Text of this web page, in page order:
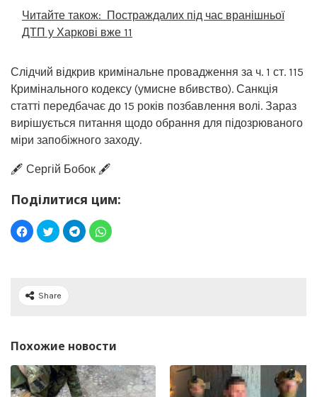
Читайте також: Постраждалих під час вранішньої
ДТП у Харкові вже 11
Слідчий відкрив кримінальне провадження за ч. 1 ст. 115
Кримінального кодексу (умисне вбивство). Санкція
статті передбачає до 15 років позбавлення волі. Зараз
вирішується питання щодо обрання для підозрюваного
міри запобіжного заходу.
🖋️ Сергій Бобок 🖋️
Поділитися цим:
Share
Похожие новости